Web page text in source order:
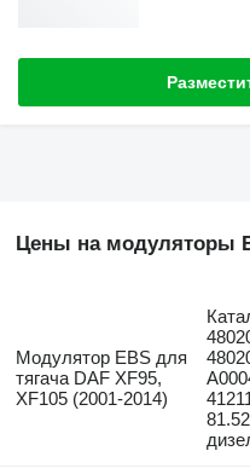
Цены на модуляторы
Модулятор EBS для
тягача DAF XF95,
XF105 (2001-2014)